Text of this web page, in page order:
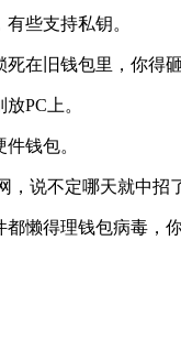
些支持私钥。
在旧钱包里，你得砸
PC上。
钱包。
，说不定哪天就中招
懒得理钱包病毒，